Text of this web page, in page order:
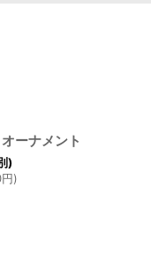
ーナメント
)
円)